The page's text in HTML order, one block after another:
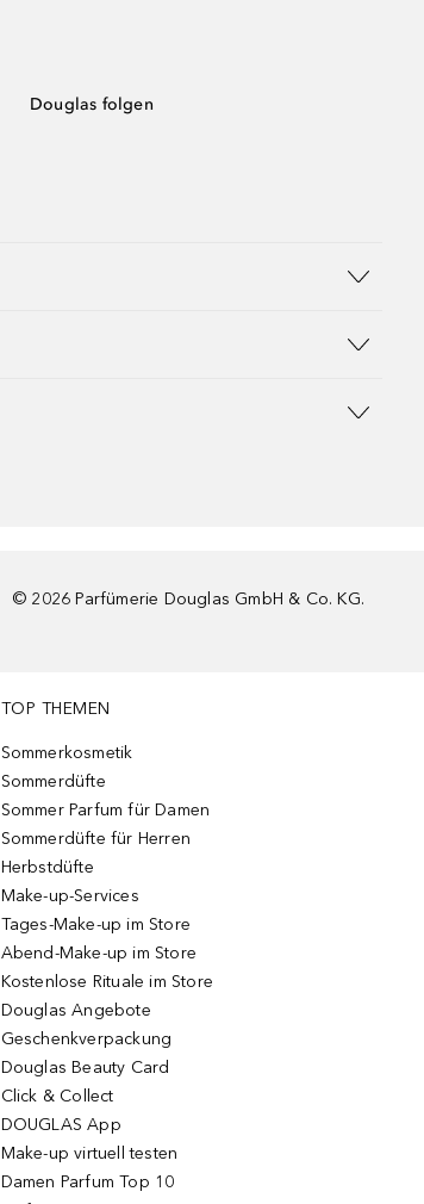
Douglas folgen
© 2026 Parfümerie Douglas GmbH & Co. KG.
TOP THEMEN
Sommerkosmetik
Sommerdüfte
Sommer Parfum für Damen
Sommerdüfte für Herren
Herbstdüfte
Make-up-Services
Tages-Make-up im Store
Abend-Make-up im Store
Kostenlose Rituale im Store
Douglas Angebote
Geschenkverpackung
Douglas Beauty Card
Click & Collect
DOUGLAS App
Make-up virtuell testen
Damen Parfum Top 10